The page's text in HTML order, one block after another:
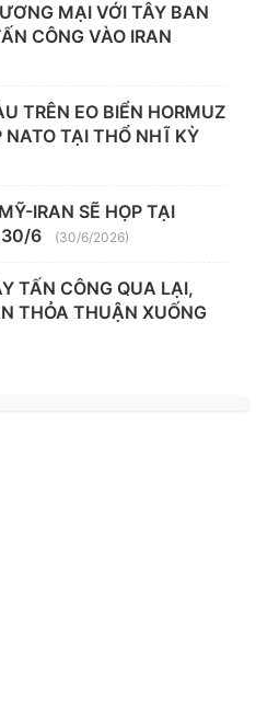
MẠI VỚI TÂY BAN
CÔNG VÀO IRAN
TRÊN EO BIỂN HORMUZ
NATO TẠI THỔ NHĨ KỲ
IRAN SẼ HỌP TẠI
30/6
(30/6/2026)
TẤN CÔNG QUA LẠI,
THỎA THUẬN XUỐNG